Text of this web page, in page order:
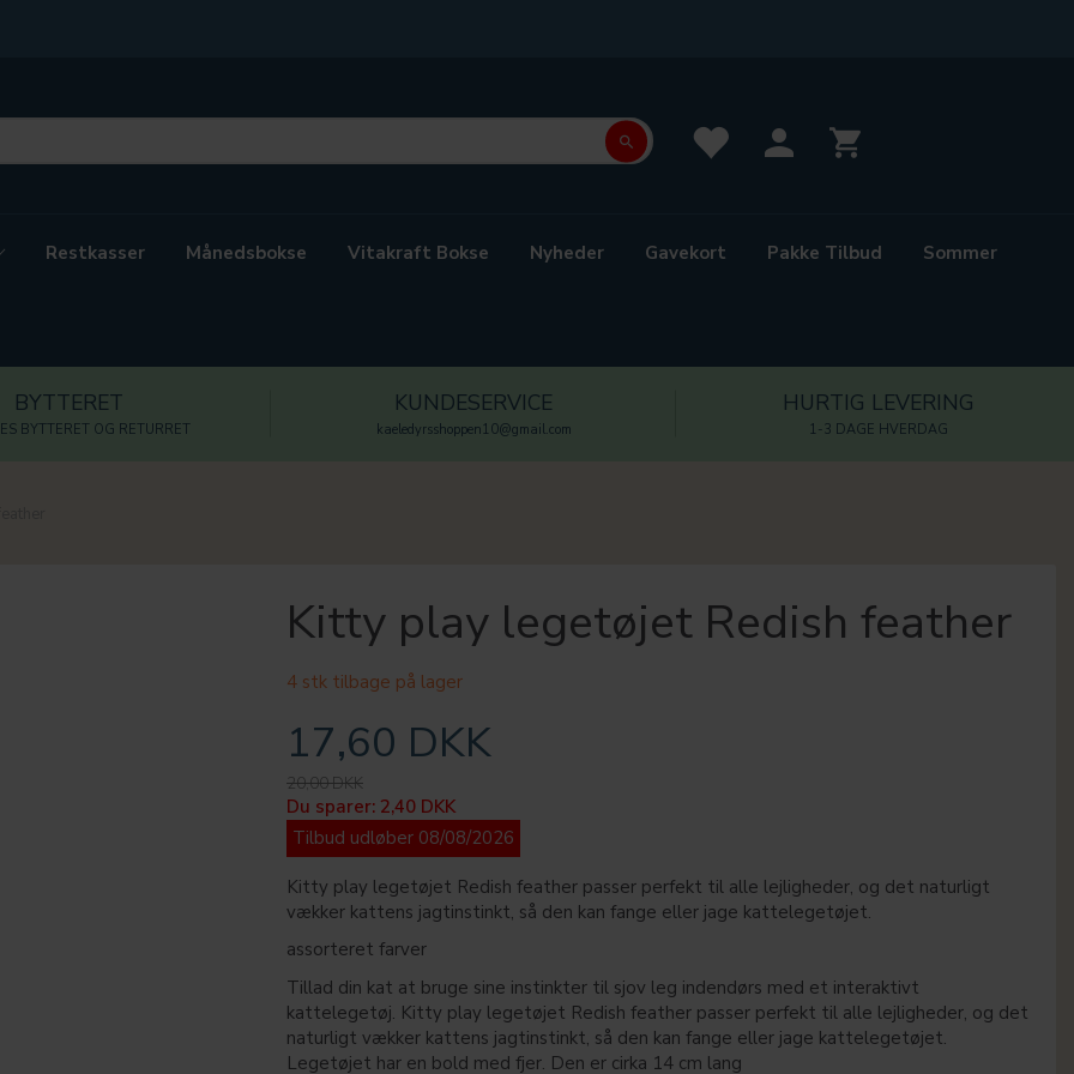
Restkasser Månedsbokse Vitakraft Bokse Nyheder Gavekort Pakke Tilbud Sommer
BYTTERET
BYTTERET OG RETURRET
KUNDESERVICE
kaeledyrsshoppen10@gmail.com
HURTIG LEVERING
1-3 DAGE HVERDAG
Kitty play legetøjet Redish feather
4 stk tilbage på lager
17,60 DKK
20,00 DKK
Du sparer: 2,40 DKK
Tilbud udløber 08/08/2026
Kitty play legetøjet Redish feather passer perfekt til alle lejligheder, og det naturligt
vækker kattens jagtinstinkt, så den kan fange eller jage kattelegetøjet.
assorteret farver
Tillad din kat at bruge sine instinkter til sjov leg indendørs med et interaktivt
kattelegetøj. Kitty play legetøjet Redish feather passer perfekt til alle lejligheder, og det
naturligt vækker kattens jagtinstinkt, så den kan fange eller jage kattelegetøjet.
Legetøjet har en bold med fjer. Den er cirka 14 cm lang